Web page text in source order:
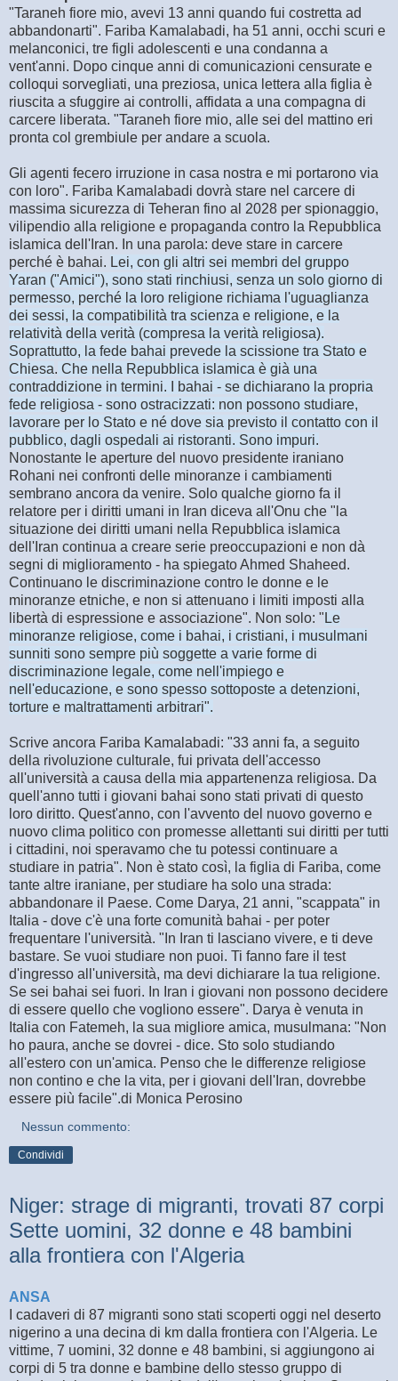
"Taraneh fiore mio, avevi 13 anni quando fui costretta ad
abbandonarti". Fariba Kamalabadi, ha 51 anni, occhi scuri e
melanconici, tre figli adolescenti e una condanna a
vent'anni. Dopo cinque anni di comunicazioni censurate e
colloqui sorvegliati, una preziosa, unica lettera alla figlia è
riuscita a sfuggire ai controlli, affidata a una compagna di
carcere liberata. "Taraneh fiore mio, alle sei del mattino eri
pronta col grembiule per andare a scuola.
Gli agenti fecero irruzione in casa nostra e mi portarono via
con loro". Fariba Kamalabadi dovrà stare nel carcere di
massima sicurezza di Teheran fino al 2028 per spionaggio,
vilipendio alla religione e propaganda contro la Repubblica
islamica dell'Iran. In una parola: deve stare in carcere
perché è bahai. Lei, con gli altri sei membri del gruppo
Yaran ("Amici"), sono stati rinchiusi, senza un solo giorno di
permesso, perché la loro religione richiama l'uguaglianza
dei sessi, la compatibilità tra scienza e religione, e la
relatività della verità (compresa la verità religiosa).
Soprattutto, la fede bahai prevede la scissione tra Stato e
Chiesa. Che nella Repubblica islamica è già una
contraddizione in termini. I bahai - se dichiarano la propria
fede religiosa - sono ostracizzati: non possono studiare,
lavorare per lo Stato e né dove sia previsto il contatto con il
pubblico, dagli ospedali ai ristoranti. Sono impuri.
Nonostante le aperture del nuovo presidente iraniano
Rohani nei confronti delle minoranze i cambiamenti
sembrano ancora da venire. Solo qualche giorno fa il
relatore per i diritti umani in Iran diceva all'Onu che "la
situazione dei diritti umani nella Repubblica islamica
dell'Iran continua a creare serie preoccupazioni e non dà
segni di miglioramento - ha spiegato Ahmed Shaheed.
Continuano le discriminazione contro le donne e le
minoranze etniche, e non si attenuano i limiti imposti alla
libertà di espressione e associazione". Non solo: " Le
minoranze religiose, come i bahai, i cristiani, i musulmani
sunniti sono sempre più soggette a varie forme di
discriminazione legale, come nell'impiego e
nell'educazione, e sono spesso sottoposte a detenzioni,
torture e maltrattamenti arbitrari".
Scrive ancora Fariba Kamalabadi: "33 anni fa, a seguito
della rivoluzione culturale, fui privata dell'accesso
all'università a causa della mia appartenenza religiosa. Da
quell'anno tutti i giovani bahai sono stati privati di questo
loro diritto. Quest'anno, con l'avvento del nuovo governo e
nuovo clima politico con promesse allettanti sui diritti per tutti
i cittadini, noi speravamo che tu potessi continuare a
studiare in patria". Non è stato così, la figlia di Fariba, come
tante altre iraniane, per studiare ha solo una strada:
abbandonare il Paese. Come Darya, 21 anni, "scappata" in
Italia - dove c'è una forte comunità bahai - per poter
frequentare l'università. "In Iran ti lasciano vivere, e ti deve
bastare. Se vuoi studiare non puoi. Ti fanno fare il test
d'ingresso all'università, ma devi dichiarare la tua religione.
Se sei bahai sei fuori. In Iran i giovani non possono decidere
di essere quello che vogliono essere". Darya è venuta in
Italia con Fatemeh, la sua migliore amica, musulmana: "Non
ho paura, anche se dovrei - dice. Sto solo studiando
all'estero con un'amica. Penso che le differenze religiose
non contino e che la vita, per i giovani dell'Iran, dovrebbe
essere più facile".di Monica Perosino
Nessun commento:
Condividi
Niger: strage di migranti, trovati 87 corpi
Sette uomini, 32 donne e 48 bambini
alla frontiera con l'Algeria
ANSA
I cadaveri di 87 migranti sono stati scoperti oggi nel deserto
nigerino a una decina di km dalla frontiera con l'Algeria. Le
vittime, 7 uomini, 32 donne e 48 bambini, si aggiungono ai
corpi di 5 tra donne e bambine dello stesso gruppo di